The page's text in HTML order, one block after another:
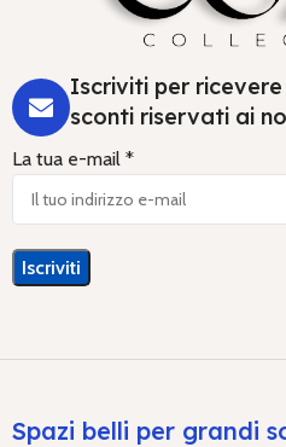
Iscriviti per
sconti riservati ai
La tua e-mail *
Spazi belli per grandi